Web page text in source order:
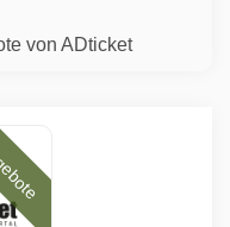
von ADticket